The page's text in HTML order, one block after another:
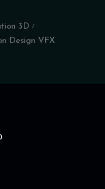
3D
Design VFX